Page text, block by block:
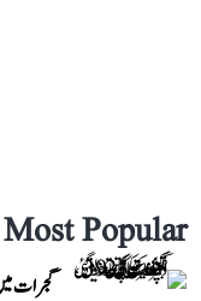
Most Popular